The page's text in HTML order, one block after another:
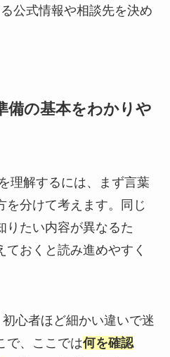
公式情報や相談先を決め
備の基本をわかりや
理解するには、まず言葉
を分けて考えます。同じ
りたい内容が異なるた
おくと読み進めやすく
心者ほど細かい違いで迷
で、ここでは何を確認